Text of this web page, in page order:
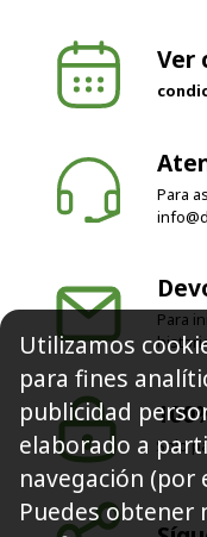
Ver
Para
Para
Solo
Utilizamos
para fines
publicidad
elaborado a
navegación (por
Puedes obtener